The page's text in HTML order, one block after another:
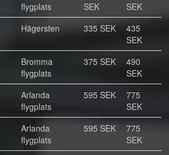
flygplats
SEK
SEK
Hägersten 335 SEK
435
SEK
Bromma
flygplats
375 SEK
490
SEK
Arlanda
flygplats
595 SEK
775
SEK
Arlanda
flygplats
595 SEK
775
SEK